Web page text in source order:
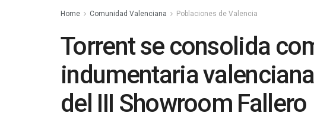
Home Comunidad Valenciana Poblaciones de Valencia
Torrent se consolida
indumentaria
del III Showroom Fallero